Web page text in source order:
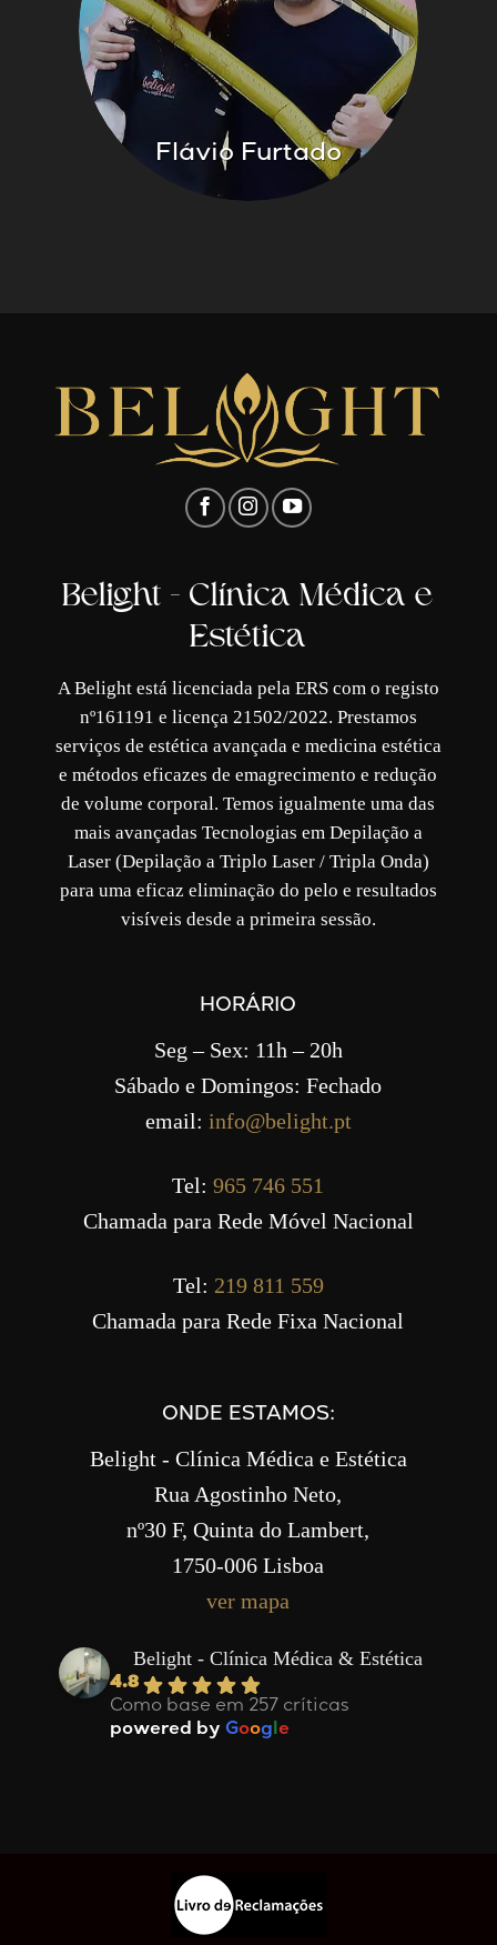
Flávio Furtado
Belight - Clínica Médica e
Estética
A Belight está licenciada pela ERS com o registo
nº161191 e licença 21502/2022. Prestamos
serviços de estética avançada e medicina estética
e métodos eficazes de emagrecimento e redução
de volume corporal. Temos igualmente uma das
mais avançadas Tecnologias em Depilação a
Laser (Depilação a Triplo Laser / Tripla Onda)
para uma eficaz eliminação do pelo e resultados
visíveis desde a primeira sessão.
HORÁRIO
Seg – Sex: 11h – 20h
Sábado e Domingos: Fechado
email: info@belight.pt
Tel:965 746 551
Chamada para Rede Móvel Nacional
Tel: 219 811 559
Chamada para Rede Fixa Nacional
ONDE ESTAMOS:
Belight - Clínica Médica e Estética
Rua Agostinho Neto,
nº30 F, Quinta do Lambert,
1750-006 Lisboa
ver mapa
Belight - Clínica Médica & Estética
4.8
Como base em 257 críticas
powered by Google